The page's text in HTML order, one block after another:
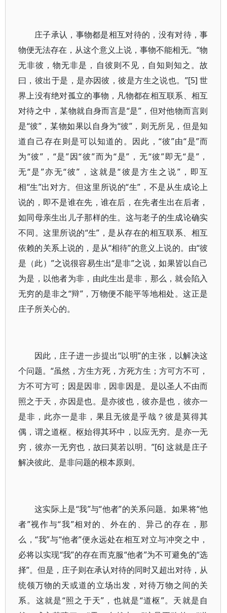
庄子承认，事物都是相互对待的，没有对待，事
物便无法存在，从这个意义上说，事物不能相无。“物
无非彼，物无非是，自彼则不见，自知则知之。故
曰，彼出于是，是亦因彼，彼是方生之说也。”[5] 世
界上没有绝对孤立的事物，凡物都在相互联系、相互
对待之中，某物就自身而言是“是”，但对他物而言则
是“彼”，某物如果以自身为“彼”，则无所见，但是知
道自己存在则是可以知道的。因此，“彼”由“是”而
为“彼”，“是”因“彼”而为“是”，无“彼”即无“是”，
无“是”亦无“彼”，这就是“彼是方生之说”，即互
相“生”出对方。但这里所说的“生”，不是从生成论上
说的，即不是谁在先，谁在后，在先者生出在后者，
如同母亲生出儿子那样的生。这与老子的生成论确实
不同。这里所说的“生”，是从存在的相互联系、相互
依赖的关系上说的，是从“相待”的意义上说的。由“彼
是（此）”之说很容易生出“是非”之说，如果皆以自己
为是，以他者为非，由此生出是非，那么，就会陷入
无穷的是非之“辩”，万物便不能平等地相处。这正是
庄子所关心的。
因此，庄子进一步提出“以明”的主张，以解决这
个问题。“虽然，方生方死，方死方生；方可方不可，
方不可方可；因是因非，因非因是。是以圣人不由而
照之于天，亦因是也。是亦彼也，彼亦是也，彼亦一
是非，此亦一是非，果且无彼是乎哉？彼是莫得其
偶，谓之道枢。枢始得其环中，以应无穷。是亦一无
穷，彼亦一无穷也，故曰莫若以明。”[6] 这就是庄子
解决彼此、是非问题的根本原则。
这实际上是“我”与“他者”的关系问题。如果将“他
者”视作与“我”相对的、外在的、异己的存在，那
么，“我”与“他者”便永远处在相互对立与冲突之中，
必将以实现“我”的存在而克服“他者”为不可避免的“选
择”。但是，庄子则在承认对待的同时又超出对待，从
统领万物的天或道的立场出发，对待万物之间的关
系。这就是“照之于天”，也就是“道枢”。天就是自